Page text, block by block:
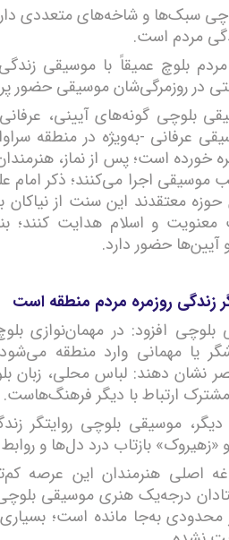
سبک‌ها و شاخه‌های متعددی
مردم است.
بلوچ عمیقاً با موسیقی
در روزمرگی‌شان موسیقی حضور
بلوچی گونه‌های آیینی،
عرفانی -به‌ویژه در منطقه
خورده است؛ پس از نماز،
موسیقی اجرا می‌کنند؛ ذکر
معتقدند این سنت از نیاکان
و اسلام هدایت کنند؛
حضور دارد.
زندگی روزمره مردم منطقه است
بلوچی افزود: در مهمان‌نوازی
یا مهمانی وارد منطقه
نشان دهند: لباس محلی، زبان
ارتباط با دیگر فرهنگ‌هاست.
موسیقی بلوچی روایتگر
بازتاب درد دل‌ها و
هنرمندان این عرصه
درجه‌یک هنری موسیقی
محدودی به‌جا مانده است؛